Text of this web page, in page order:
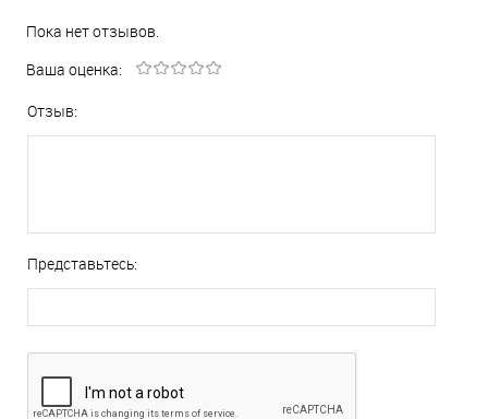
Пока нет отзывов.
Ваша оценка:
Отзыв:
Представьтесь: